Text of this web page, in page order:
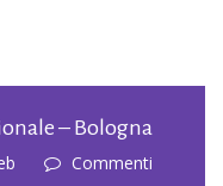
– Bologna
Commenti